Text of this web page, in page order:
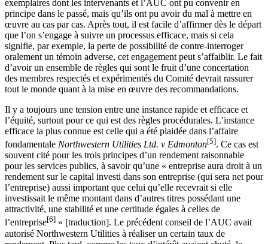
exemplaires dont les intervenants et l’AUC ont pu convenir en
principe dans le passé, mais qu’ils ont pu avoir du mal à mettre en
œuvre au cas par cas. Après tout, il est facile d’affirmer dès le départ
que l’on s’engage à suivre un processus efficace, mais si cela
signifie, par exemple, la perte de possibilité de contre-interroger
oralement un témoin adverse, cet engagement peut s’affaiblir. Le fait
d’avoir un ensemble de règles qui sont le fruit d’une concertation
des membres respectés et expérimentés du Comité devrait rassurer
tout le monde quant à la mise en œuvre des recommandations.
Il y a toujours une tension entre une instance rapide et efficace et
l’équité, surtout pour ce qui est des règles procédurales. L’instance
efficace la plus connue est celle qui a été plaidée dans l’affaire
fondamentale Northwestern Utilities Ltd. v Edmonton[5]. Ce cas est
souvent cité pour les trois principes d’un rendement raisonnable
pour les services publics, à savoir qu’une « entreprise aura droit à un
rendement sur le capital investi dans son entreprise (qui sera net pour
l’entreprise) aussi important que celui qu’elle recevrait si elle
investissait le même montant dans d’autres titres possédant une
attractivité, une stabilité et une certitude égales à celles de
l’entreprise[6] » [traduction]. Le précédent conseil de l’AUC avait
autorisé Northwestern Utilities à réaliser un certain taux de